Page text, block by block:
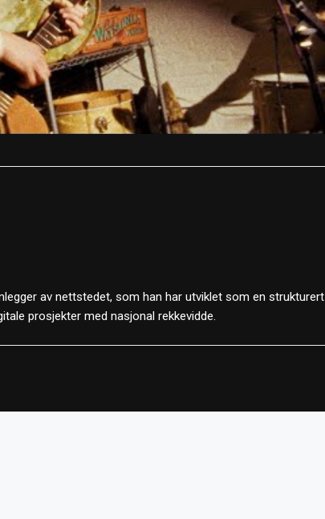
av nettstedet, som han har utviklet som en strukturert
prosjekter med nasjonal rekkevidde.